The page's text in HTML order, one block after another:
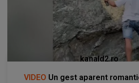
kanald2.ro
VIDEO Un gest aparent